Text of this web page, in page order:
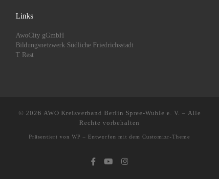
Links
AwoCity gGmbH
Bildungsnetzwerk Südliche Friedrichsstadt
T Rest
© 2026 AWO Kreisverband Berlin Spree-Wuhle e. V. – Alle
Rechte vorbehalten
Präsentiert von WP – Entworfen mit dem Customizr-Theme